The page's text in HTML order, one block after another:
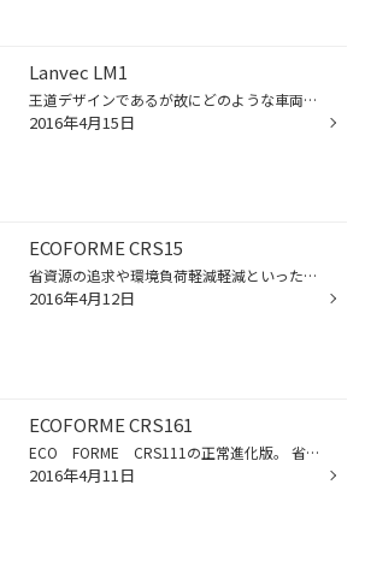
Lanvec LM1
王道デザインであるが故にどのような車両にも似合いやすく、飽きのこないまとまったデザインと18インチから20インチフルリバース構造でサイズも充実している。カラーバリエーションにはペイント系ではゴールド、切削系ではシルバーを主体にしたカットクリア、同じく切削系ではクリア―グレーをトップ...
2016年4月15日
ECOFORME CRS15
省資源の追求や環境負荷軽減軽減といった基本性能を満たした上で、ベースモデルのSE-15に表面切削処理を施し、デザイン性を更に美しく進化させました。 全サイズ鋳造リムスピニング製法による軽量化、塩害対策による高い塗装品質、純正ナット使用を前提とした車種専用設計サイズ保有（10サイズ）に...
2016年4月12日
ECOFORME CRS161
ECO FORME CRS111の正常進化版。 省資源の追求や環境負荷軽減といった環境対応アルミホイールとしての基本性能を満たした上で、 ダブルフェイスデザインに改良を加え、より立体感のあるデザインを実現。高級品に採用されるアンダーカット技術も継承し よりこだわりの高い、より上質なデザインを持...
2016年4月11日